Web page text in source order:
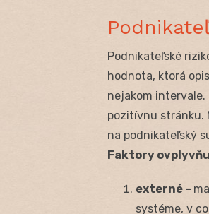
Podnikateľské
hodnota, ktorá
nejakom intervale.
pozitívnu stránku.
na podnikateľský
Faktory
externé –
systéme, v